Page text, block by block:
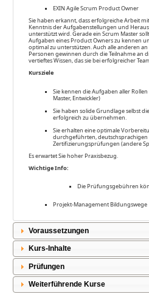
EXIN Agile Scrum Product Owner
Sie haben erkannt, dass erfolgreiche Arbeit
Kenntnis der Aufgabenstellungen und
unterstützt wird. Gerade ein Scrum Master
Aufgaben eines Product Owners zu kennen
optimal zu unterstützen. Auch alle anderen
Personen gewinnen durch die Teilnahme an
vertieftes Wissen, das sie bei erfolgreicher
Kursziele
Sie kennen die Aufgaben aller
Master, Entwickler)
Sie haben solide Grundlage selbst
erfolgreich zu übernehmen.
Sie erhalten eine optimale
durchgeführten,
Zertifizierungsprüfungen (andere
Es erwartet Sie hoher Praxisbezug.
Wichtige Info:
Die Prüfungsgebühren
Projekt-Management Bildungswege
Voraussetzungen
Kurs-Inhalte
Prüfungen
Weiterführende Kurse